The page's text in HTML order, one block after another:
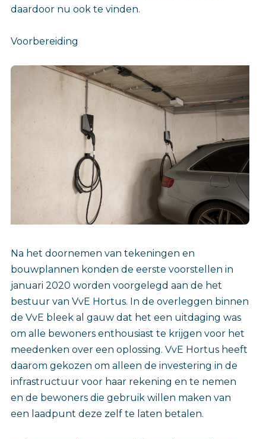
daardoor nu ook te vinden.
Voorbereiding
Na het doornemen van tekeningen en
bouwplannen konden de eerste voorstellen in
januari 2020 worden voorgelegd aan de het
bestuur van VvE Hortus. In de overleggen binnen
de VvE bleek al gauw dat het een uitdaging was
om alle bewoners enthousiast te krijgen voor het
meedenken over een oplossing. VvE Hortus heeft
daarom gekozen om alleen de investering in de
infrastructuur voor haar rekening en te nemen
en de bewoners die gebruik willen maken van
een laadpunt deze zelf te laten betalen.